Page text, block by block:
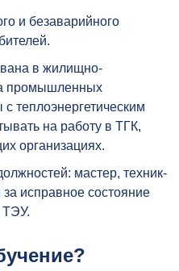
и безаварийного
в жилищно-
промышленных
теплоэнергетическим
на работу в ТГК,
организациях.
мастер, техник-
исправное состояние
ТЭУ.